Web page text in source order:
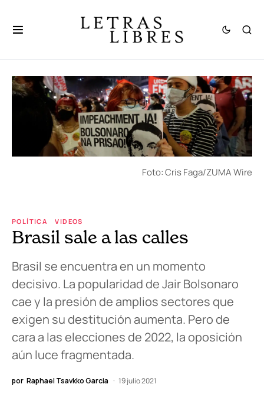
Foto: Cris Faga/ZUMA Wire
POLÍTICA VIDEOS
Brasil sale a las calles
Brasil se encuentra en un momento
decisivo. La popularidad de Jair Bolsonaro
cae y la presión de amplios sectores que
exigen su destitución aumenta. Pero de
cara a las elecciones de 2022, la oposición
aún luce fragmentada.
por Raphael Tsavkko Garcia 19 julio 2021